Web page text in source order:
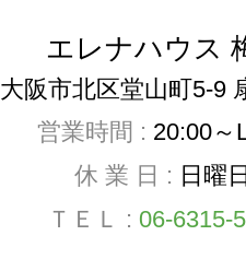
エレナハウス
大阪市北区堂山町5-9
営業時間 : 20:00～
休 業 日 : 日曜
ＴＥＬ : 06-6315-